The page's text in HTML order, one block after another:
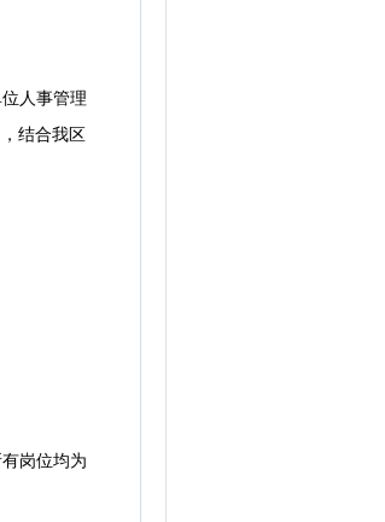
人事管理
结合我区
岗位均为